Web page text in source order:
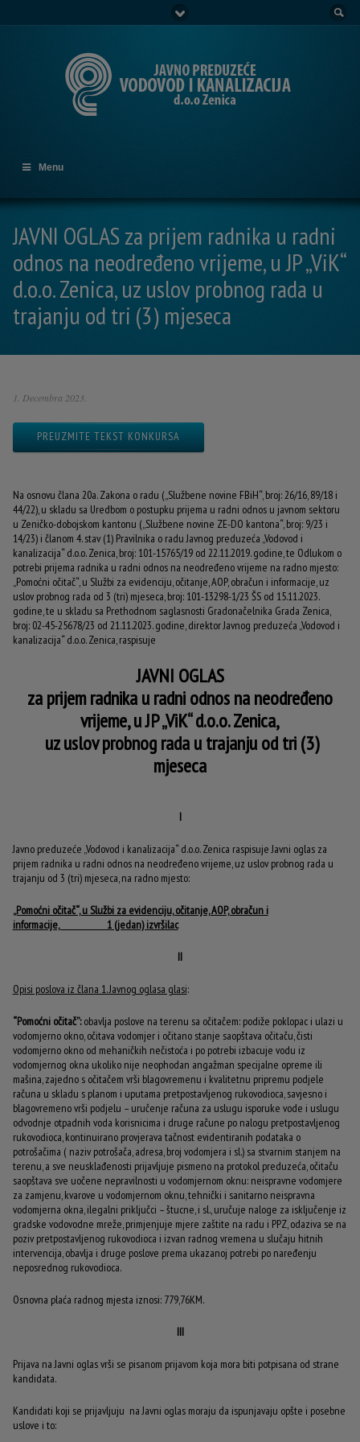
Menu
JAVNI OGLAS za prijem radnika u radni
odnos na neodređeno vrijeme, u JP „ViK“
d.o.o. Zenica, uz uslov probnog rada u
trajanju od tri (3) mjeseca
1. Decembra 2023.
PREUZMITE TEKST KONKURSA
Na osnovu člana 20a. Zakona o radu („Službene novine FBiH“, broj: 26/16, 89/18 i
44/22), u skladu sa Uredbom o postupku prijema u radni odnos u javnom sektoru
u Zeničko-dobojskom kantonu („Službene novine ZE-DO kantona“, broj: 9/23 i
14/23) i članom 4. stav (1) Pravilnika o radu Javnog preduzeća „Vodovod i
kanalizacija“ d.o.o. Zenica, broj: 101-15765/19 od 22.11.2019. godine, te Odlukom o
potrebi prijema radnika u radni odnos na neodređeno vrijeme na radno mjesto:
„Pomoćni očitač“, u Službi za evidenciju, očitanje, AOP, obračun i informacije, uz
uslov probnog rada od 3 (tri) mjeseca, broj: 101-13298-1/23 ŠS od 15.11.2023.
godine, te u skladu sa Prethodnom saglasnosti Gradonačelnika Grada Zenica,
broj: 02-45-25678/23 od 21.11.2023. godine, direktor Javnog preduzeća „Vodovod i
kanalizacija“ d.o.o. Zenica, raspisuje
JAVNI OGLAS
za prijem radnika u radni odnos na neodređeno
vrijeme, u JP „ViK“ d.o.o. Zenica,
uz uslov probnog rada u trajanju od tri (3)
mjeseca
I
Javno preduzeće „Vodovod i kanalizacija“ d.o.o. Zenica raspisuje Javni oglas za
prijem radnika u radni odnos na neodređeno vrijeme, uz uslov probnog rada u
trajanju od 3 (tri) mjeseca, na radno mjesto:
„Pomoćni očitač“, u Službi za evidenciju, očitanje, AOP, obračun i
informacije, 1 (jedan) izvršilac
II
Opisi poslova iz člana 1. Javnog oglasa glasi:
“Pomoćni očitač”:obavlja poslove na terenu sa očitačem: podiže poklopac i ulazi u
vodomjerno okno, očitava vodomjer i očitano stanje saopštava očitaču, čisti
vodomjerno okno od mehaničkih nečistoća i po potrebi izbacuje vodu iz
vodomjernog okna ukoliko nije neophodan angažman specijalne opreme ili
mašina, zajedno s očitačem vrši blagovremenu i kvalitetnu pripremu podjele
računa u skladu s planom i uputama pretpostavljenog rukovodioca, savjesno i
blagovremeno vrši podjelu – uručenje računa za uslugu isporuke vode i uslugu
odvodnje otpadnih voda korisnicima i druge račune po nalogu pretpostavljenog
rukovodioca, kontinuirano provjerava tačnost evidentiranih podataka o
potrošačima ( naziv potrošača, adresa, broj vodomjera i sl.) sa stvarnim stanjem na
terenu, a sve neusklađenosti prijavljuje pismeno na protokol preduzeća, očitaču
saopštava sve uočene nepravilnosti u vodomjernom oknu: neispravne vodomjere
za zamjenu, kvarove u vodomjernom oknu, tehnički i sanitarno neispravna
vodomjerna okna, ilegalni priključci – štucne, i sl., uručuje naloge za isključenje iz
gradske vodovodne mreže, primjenjuje mjere zaštite na radu i PPZ, odaziva se na
poziv pretpostavljenog rukovodioca i izvan radnog vremena u slučaju hitnih
intervencija, obavlja i druge poslove prema ukazanoj potrebi po naređenju
neposrednog rukovodioca.
Osnovna plaća radnog mjesta iznosi: 779,76KM.
III
Prijava na Javni oglas vrši se pisanom prijavom koja mora biti potpisana od strane
kandidata.
Kandidati koji se prijavljuju na Javni oglas moraju da ispunjavaju opšte i posebne
uslove i to: